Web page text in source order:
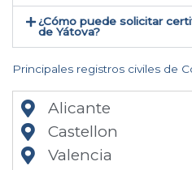
¿Cómo puede solicitar
de Yátova​?
Principales registros civiles de
Alicante
Castellon
Valencia